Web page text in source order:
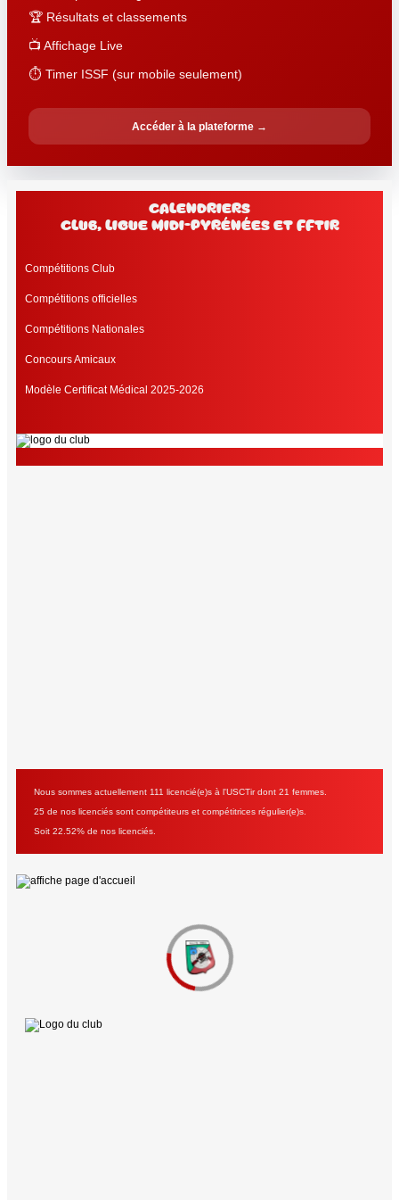
🏆 Résultats et classements
📺 Affichage Live
⏱️ Timer ISSF (sur mobile seulement)
Accéder à la plateforme →
Calendriers
club, Ligue Midi-Pyrénées et FFtir
Compétitions Club
Compétitions officielles
Compétitions Nationales
Concours Amicaux
Modèle Certificat Médical 2025-2026
Nous sommes actuellement 111 licencié(e)s à l'USCTir dont 21 femmes.
25 de nos licenciés sont compétiteurs et compétitrices régulier(e)s.
Soit 22.52% de nos licenciés.